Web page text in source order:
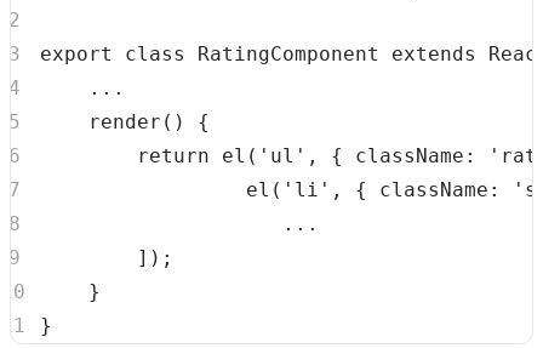
export class RatingComponent extends
...
render ( )
{
return
el ( 'ul' , { className :
el ( 'li' , { className :
...
] ) ;
}
}